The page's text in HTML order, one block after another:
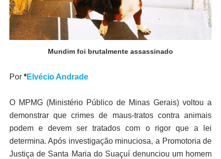
Mundim foi brutalmente assassinado
Por *Elvécio Andrade
O MPMG (Ministério Público de Minas Gerais) voltou a
demonstrar que crimes de maus-tratos contra animais
podem e devem ser tratados com o rigor que a lei
determina. Após investigação minuciosa, a Promotoria de
Justiça de Santa Maria do Suaçuí denunciou um homem